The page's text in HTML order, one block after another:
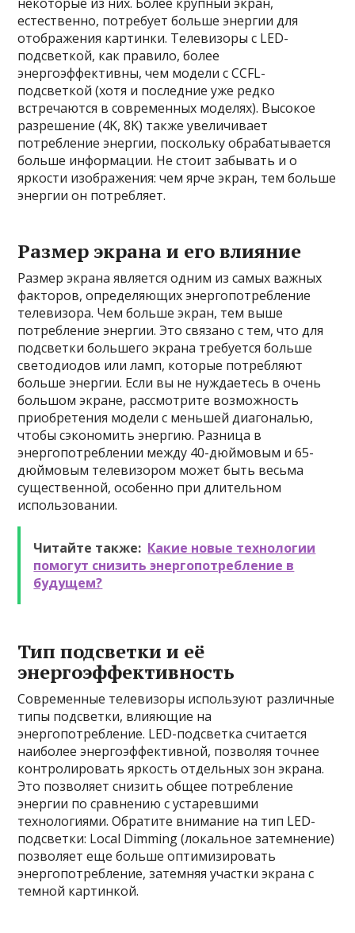
естественно, потребует больше энергии для
отображения картинки. Телевизоры с LED-
подсветкой, как правило, более
энергоэффективны, чем модели с CCFL-
подсветкой (хотя и последние уже редко
встречаются в современных моделях). Высокое
разрешение (4K, 8K) также увеличивает
потребление энергии, поскольку обрабатывается
больше информации. Не стоит забывать и о
яркости изображения: чем ярче экран, тем больше
энергии он потребляет.
Размер экрана и его влияние
Размер экрана является одним из самых важных
факторов, определяющих энергопотребление
телевизора. Чем больше экран, тем выше
потребление энергии. Это связано с тем, что для
подсветки большего экрана требуется больше
светодиодов или ламп, которые потребляют
больше энергии. Если вы не нуждаетесь в очень
большом экране, рассмотрите возможность
приобретения модели с меньшей диагональю,
чтобы сэкономить энергию. Разница в
энергопотреблении между 40-дюймовым и 65-
дюймовым телевизором может быть весьма
существенной, особенно при длительном
использовании.
Читайте также: Какие новые технологии
помогут снизить энергопотребление в
будущем?
Тип подсветки и её
энергоэффективность
Современные телевизоры используют различные
типы подсветки, влияющие на
энергопотребление. LED-подсветка считается
наиболее энергоэффективной, позволяя точнее
контролировать яркость отдельных зон экрана.
Это позволяет снизить общее потребление
энергии по сравнению с устаревшими
технологиями. Обратите внимание на тип LED-
подсветки: Local Dimming (локальное затемнение)
позволяет еще больше оптимизировать
энергопотребление, затемняя участки экрана с
темной картинкой.